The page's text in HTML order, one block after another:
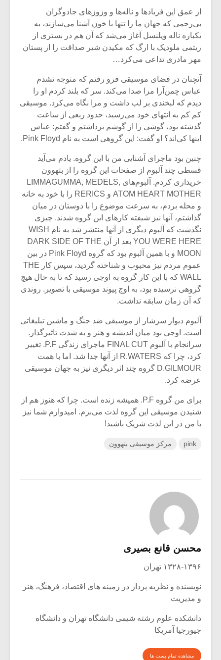
از عمق این فریادها و ناله‌ها و وزوزهای جادوگران
بی‌رحمی که جهان ما را تنها با خون آشنا می‌سازند، به
یکباره ناله ویلنسل آغاز می‌شد که آن هم در بستری از
ریتمی ملودیک با ارگ که مکیدن شیر صداقت را از پستان
مهر مادری تداعی می‌کرد…
آنچنان در فضای موسیقی فرو رفتم که متوجه نشدم
عباس چمن‌‌آرا مرا صدا می‌کند. سر که بلند کردم او را
دیدم که لبخندی بر لب داشت و مرا نگاه می‌کرد. موسیقی
کم کم به انتهای خود می‌رسید، حدود ربعی از ساعت
گذشته بود، گوشی را از گوشم برداشتم و گفتم: عباس
اینها کی‌اند؟ او گفت: این گروهی است به نام Pink Floyd.
چنین بود ماجرای آشنایی من با این گروه. یادم می‌آید
قسطی چند آلبوم از صفحات این گروه را از بتهوون
خریداری کردم. آلبوم‌های LIMMAGUMMA, MEDELS,
ATOM HEART MOTHER و RERICS را با خود به خانه
و محله بردم، به سرعت موضوع را با دوستان در میان
گذاشتم، آنها نیز شیفته کارهای این گروه شدند. چیزی
نگذشت که آلبوم دیگری از آنها منتشر شد به نام WISH
YOU WERE HERE بعد از آن DARK SIDE OF THE
MOON و با همین آلبوم بود که گروه Pink Floyd در بین
عموم مردم نیز محبوب و شناخته گردید، سپس کار THE
WALL که با این کار گروه به اوجی رسید که تا به حال هیچ
گروهی نرسیده بود، به اوج پیوند موسیقی با تصویر. روندی
که آن زمان سابقه نداشت.
آلبوم دیوار سرشار از موسیقی ضد جنگ و ماشین تبلیغاتی
است. اوجی بود میان اندیشه و هنر و به شدت تاثیرگذار.
سرانجام با آلبوم FINAL CUT ماجرای زندگی P.F. تغییر
کرد،‌ چرا که R.WATERS از آنها جدا شد. اما با همت
D.GILMOUR گروه چند اثر دیگری نیز به جهان موسیقی
عرضه کرد.
برای من گروه ‌P.F. همیشه زنده است. چرا که هنوز هم از
شنیدن موسیقی این گروه لذت می‌برم. امیدوارم شما نیز
با من در این لذت شریک باشید!
pink مرکز موسیقی بتهوون
محسن قانع بصیری
۱۳۲۸-۱۳۹۶ تهران
نویسنده و نظریه پرداز در زمینه های اقتصاد، فرهنگ، هنر
و مدیریت
دانشکده علوم رشته شیمی دانشگاه تهران و دانشگاه
جیورجیا آمریکا
مشاهده تمام پست ها
اگر نمی توانی
مشهورترین باشی،
بدنام ترین باش